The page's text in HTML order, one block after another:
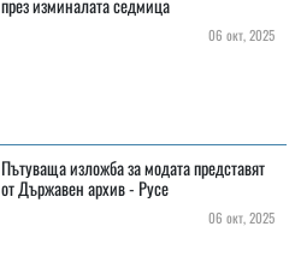
06 окт, 2025
Пътуваща изложба за модата представят
от Държавен архив - Русе
06 окт, 2025